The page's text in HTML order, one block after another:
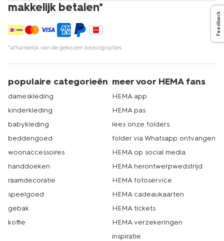
makkelijk betalen*
*afhankelijk van de gekozen bezorgopties
populaire categorieën
dameskleding
kinderkleding
babykleding
beddengoed
woonaccessoires
handdoeken
raamdecoratie
speelgoed
gebak
koffie
meer voor HEMA fans
HEMA app
HEMA pas
lees onze folders
folder via Whatsapp ontvangen
HEMA op social media
HEMA herontwerpwedstrijd
HEMA fotoservice
HEMA cadeaukaarten
HEMA tickets
HEMA verzekeringen
inspiratie
Feedback